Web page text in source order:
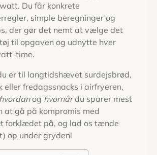
Du får konkrete
simple beregninger og
der gør det nemt at vælge det
til opgaven og udnytte hver
time.
er til langtidshævet surdejsbrød,
eller fredagssnacks i airfryeren,
hvordanog hvornårdu sparer mest
at gå på kompromis med
forklædet på, og lad os tænde
op under gryden!